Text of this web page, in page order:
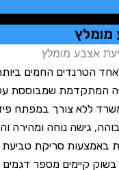
מומלץ
החמים ביותר
שמבוססת על
ללא צורך במפתח פיזי.
נוחה ומהירה והם
סריקת טביעת
מספר דגמים